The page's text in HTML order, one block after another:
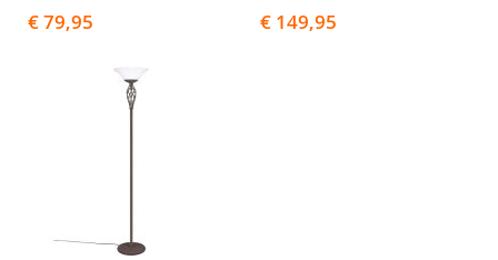
€ 79,95 € 149,95